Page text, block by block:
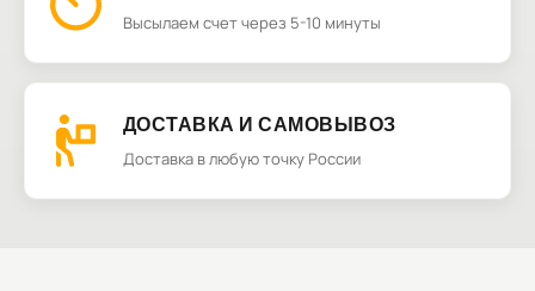
Высылаем счет через 5-10 минуты
ДОСТАВКА И САМОВЫВОЗ
Доставка в любую точку России